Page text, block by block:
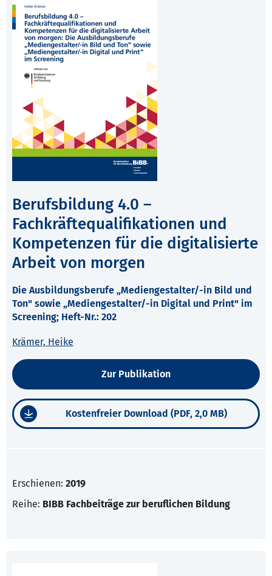
Berufsbildung 4.0 –
Fachkräftequalifikationen und
Kompetenzen für die digitalisierte
Arbeit von morgen
Die Ausbildungsberufe „Mediengestalter/-in Bild und
Ton" sowie „Mediengestalter/-in Digital und Print" im
Screening; Heft-Nr.: 202
Krämer, Heike
Zur Publikation
Kostenfreier Download (PDF, 2,0 MB)
Erschienen: 2019
Reihe: BIBB Fachbeiträge zur beruflichen Bildung